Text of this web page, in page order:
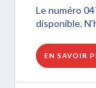
Le numéro
disponible.
EN SAVOIR